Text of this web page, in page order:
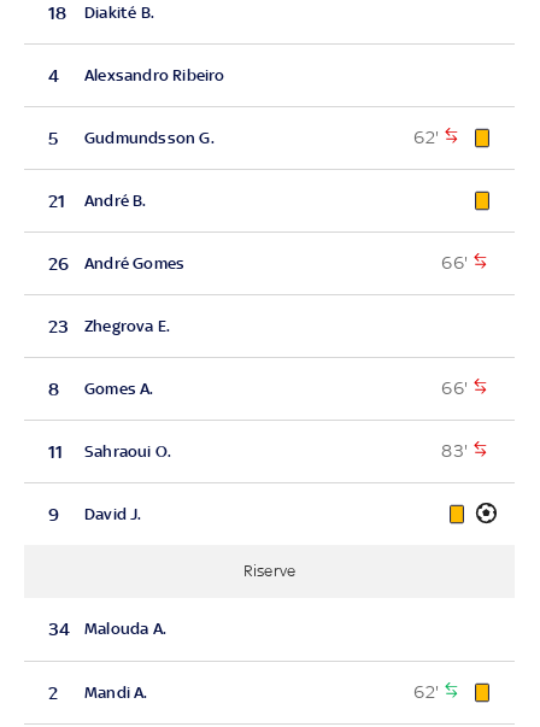
18 Diakité B.
4 Alexsandro Ribeiro
5 Gudmundsson G. 62'
21 André B.
26 André Gomes 66'
23 Zhegrova E.
8 Gomes A. 66'
11 Sahraoui O. 83'
9 David J.
Riserve
34 Malouda A.
2 Mandi A. 62'